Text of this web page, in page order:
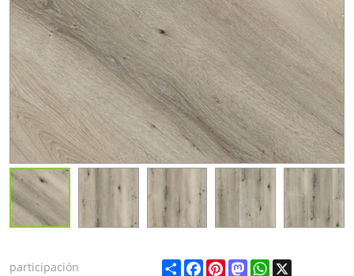
participación ShareFacebook
PinterestMastodonWhatsApp
X